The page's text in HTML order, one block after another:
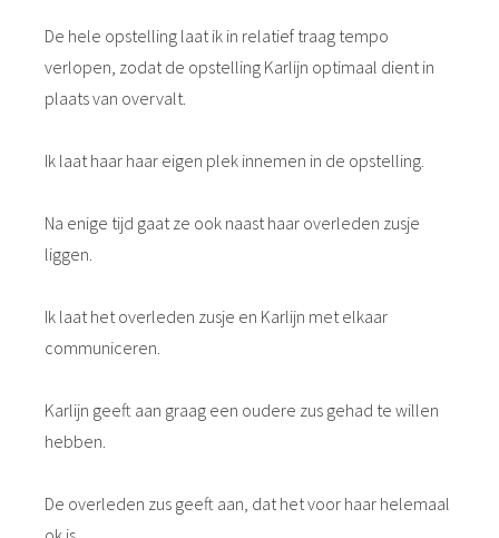
De hele opstelling laat ik in relatief traag tempo
verlopen, zodat de opstelling Karlijn optimaal dient in
plaats van overvalt.
Ik laat haar haar eigen plek innemen in de opstelling.
Na enige tijd gaat ze ook naast haar overleden zusje
liggen.
Ik laat het overleden zusje en Karlijn met elkaar
communiceren.
Karlijn geeft aan graag een oudere zus gehad te willen
hebben.
De overleden zus geeft aan, dat het voor haar helemaal